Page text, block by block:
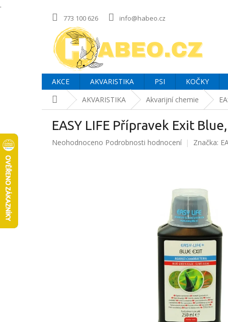
.
773 100 626 info@habeo.cz
AKCE AKVARISTIKA PSI KOČKY
DomůAKVARISTIKA Akvarijní chemie
EASY LIFE Přípravek Exit
Průměrné
Neohodnoceno Podrobnosti hodnocení Značka: